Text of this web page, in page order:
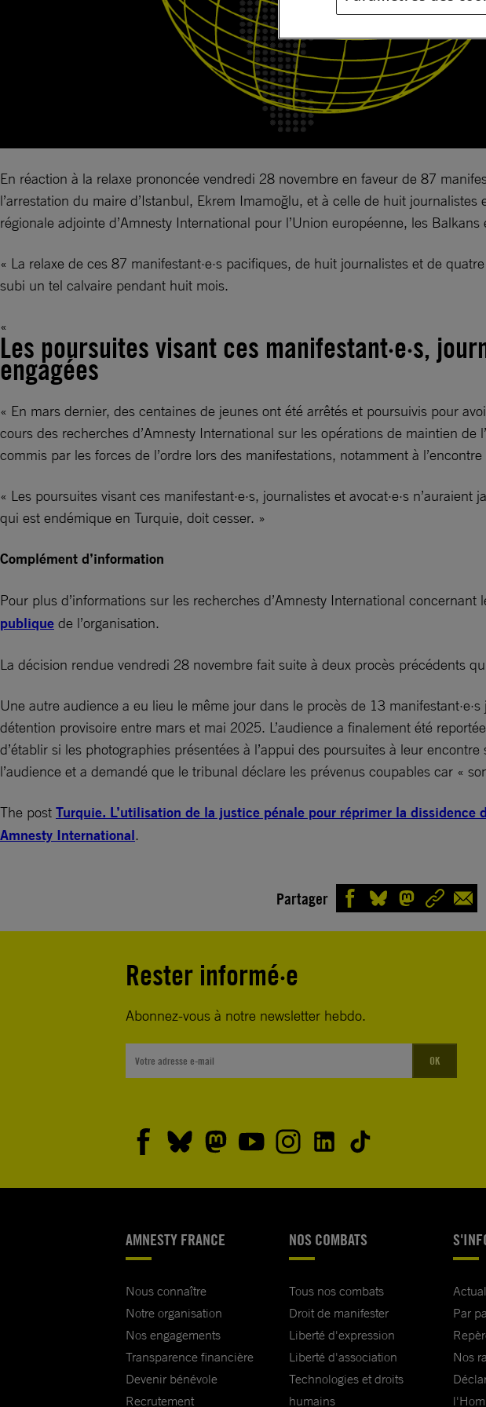
En réaction à la relaxe prononcée vendredi 28 novembre en faveur de 87
l’arrestation du maire d’Istanbul, Ekrem Imamoğlu, et à celle de huit
régionale adjointe d’Amnesty International pour l’Union européenne, les
« La relaxe de ces 87 manifestant·e·s pacifiques, de huit journalistes et de
subi un tel calvaire pendant huit mois.
Les poursuites visant ces manifestant·e·s,
engagées
« En mars dernier, des centaines de jeunes ont été arrêtés et poursuivis pour
cours des recherches d’Amnesty International sur les opérations de maintien
commis par les forces de l’ordre lors des manifestations, notamment à
« Les poursuites visant ces manifestant·e·s, journalistes et avocat·e·s
qui est endémique en Turquie, doit cesser. »
Complément d’information
Pour plus d’informations sur les recherches d’Amnesty International
publique de l’organisation.
La décision rendue vendredi 28 novembre fait suite à deux procès précédents
Une autre audience a eu lieu le même jour dans le procès de 13
détention provisoire entre mars et mai 2025. L’audience a finalement été
d’établir si les photographies présentées à l’appui des poursuites à leur
l’audience et a demandé que le tribunal déclare les prévenus coupables car «
The post Turquie. L’utilisation de la justice pénale pour réprimer la dissidence
Amnesty International.
Partager
Rester informé·e
Abonnez-vous à notre newsletter hebdo.
OK
AMNESTY FRANCE
Nous connaître
Notre organisation
Nos engagements
Transparence financière
Devenir bénévole
Recrutement
NOS COMBATS
Tous nos combats
Droit de manifester
Liberté d'expression
Liberté d'association
Technologies et droits
humains
Par
Nos